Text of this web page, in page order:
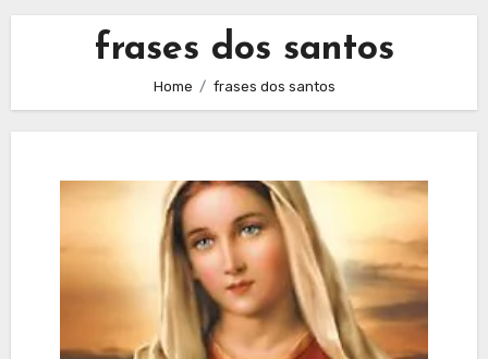
frases dos santos
Home frases dos santos